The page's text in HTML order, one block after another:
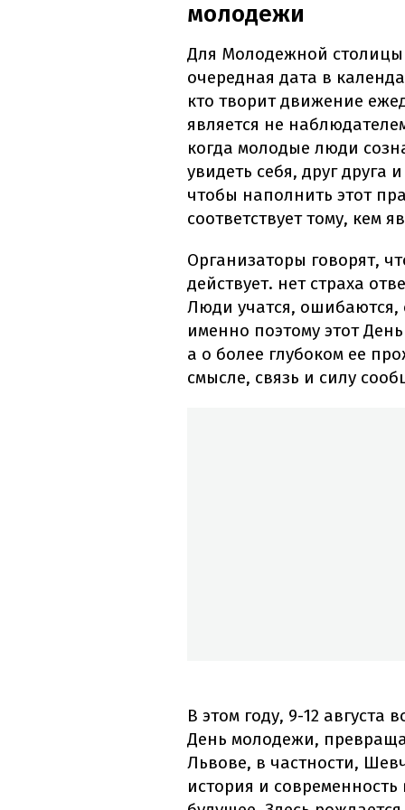
молодежи
Для Молодежной
очередная дата в
кто творит движение
является не
когда молодые люди
увидеть себя, друг
чтобы наполнить этот
соответствует тому, кем
Организаторы говорят,
действует. нет страха
Люди учатся,
именно поэтому этот
а о более глубоком ее
смысле, связь и силу
В этом году, 9-12
День молодежи,
Львове, в частности,
история и